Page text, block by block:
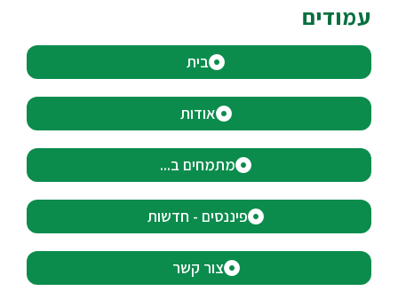
עמודים
בית
אודות
מתמחים ב...
פיננסים - חדשות
צור קשר